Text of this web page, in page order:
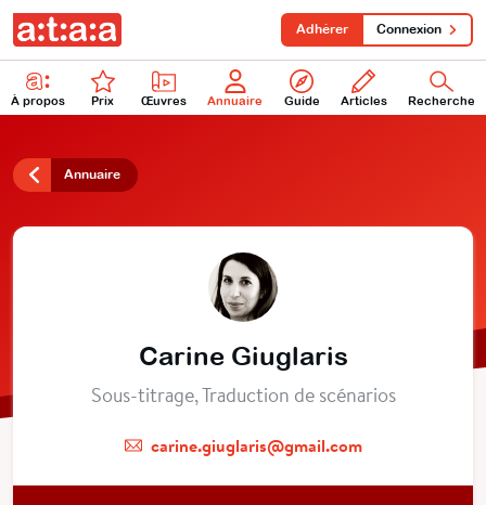
À propos Prix Œuvres Annuaire Guide Articles Recherche
Adhérer Connexion
Annuaire
Carine Giuglaris
Sous-titrage, Traduction de scénarios
carine.giuglaris@gmail.com